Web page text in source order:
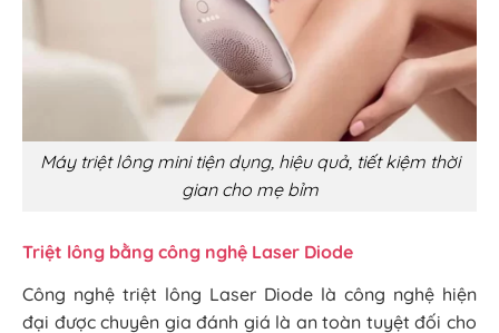
Máy triệt lông mini tiện dụng, hiệu quả, tiết kiệm thời
gian cho mẹ bỉm
Triệt lông bằng công nghệ Laser Diode
Công nghệ triệt lông Laser Diode là công nghệ hiện
đại được chuyên gia đánh giá là an toàn tuyệt đối cho